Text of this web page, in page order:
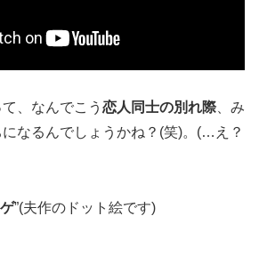
、なんでこう 恋人同士の別れ際、み
なるんでしょうかね？(笑)。(…え？
”(夫作のドット絵です)